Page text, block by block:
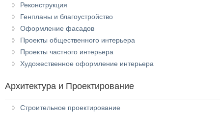
Реконструкция
Генпланы и благоустройство
Оформление фасадов
Проекты общественного интерьера
Проекты частного интерьера
Художественное оформление интерьера
Архитектура и Проектирование
Строительное проектирование